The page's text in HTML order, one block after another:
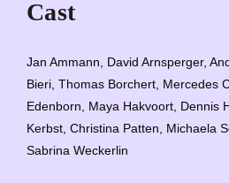
Cast
Jan Ammann, David Arnsperger,
Bieri, Thomas Borchert, Mercedes
Edenborn, Maya Hakvoort, Dennis
Kerbst, Christina Patten, Michaela
Sabrina Weckerlin